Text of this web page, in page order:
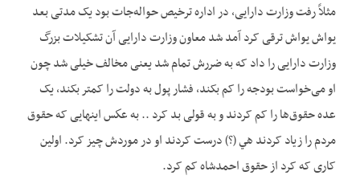
مثلاً رفت وزارت دارایی، در اداره ترخیص حواله‌جات بود یک مدتی بعد
یواش یواش ترقی کرد آمد شد معاون وزارت دارایی آن تشکیلات بزرگ
وزارت دارایی را داد که به ضررش تمام شد یعنی مخالف خیلی شد چون
او می‌‌‌خواست بودجه را کم بکند، فشار پول به دولت را کمتر بکند، یک
عده حقوق‌ها را کم کردند و به قولی بد کرد .. به عكس اینهایی که حقوق
مردم را زیاد کردند هي (؟) درست کردند او در موردش چیز کرد. اولین
کاری که کرد از حقوق احمدشاه کم کرد.